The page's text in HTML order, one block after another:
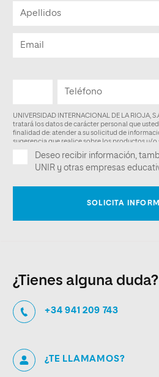
¿Tienes alguna duda?
+34 941 209 743
¿TE LLAMAMOS?